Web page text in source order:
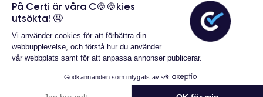
Konfigurera
Allmänna försäljningsvillkor
Certideal © 2026 Alla rättigheter
På Certi är våra C🍪🍪kies
utsökta! 🤤
Vi använder cookies för att förbättra din
webbupplevelse, och förstå hur du använder
vår webbplats samt för att anpassa annonser publicerar.
Godkännanden som intygats av